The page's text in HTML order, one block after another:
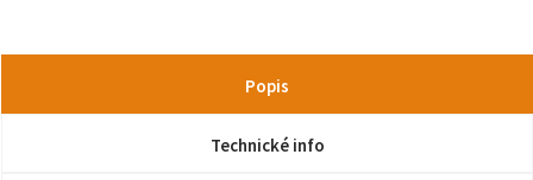
Popis
Technické info